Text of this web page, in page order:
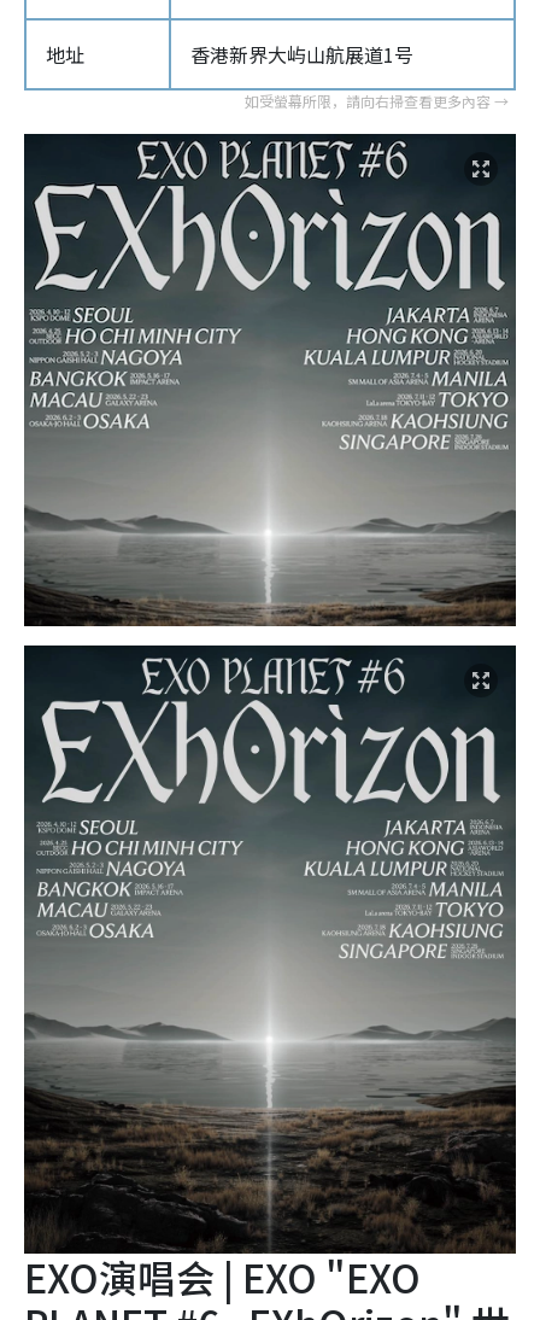
地址 香港新界大屿山航展道1号
EXO演唱会 | EXO "EXO